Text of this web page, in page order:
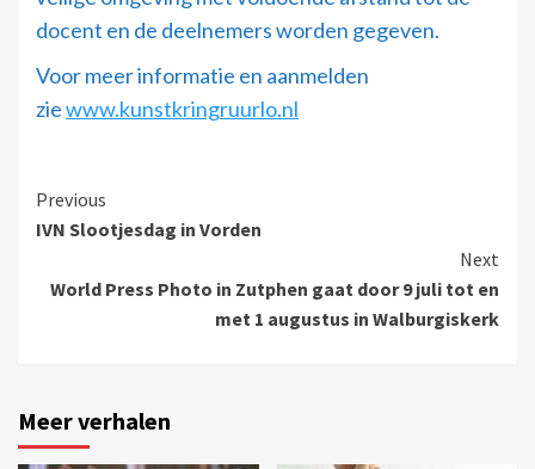
docent en de deelnemers worden gegeven.
Voor meer informatie en aanmelden
ziewww.kunstkringruurlo.nl
Previous
IVN Slootjesdag in Vorden
Next
World Press Photo in Zutphen gaat door 9 juli tot en
met 1 augustus in Walburgiskerk
Meer verhalen